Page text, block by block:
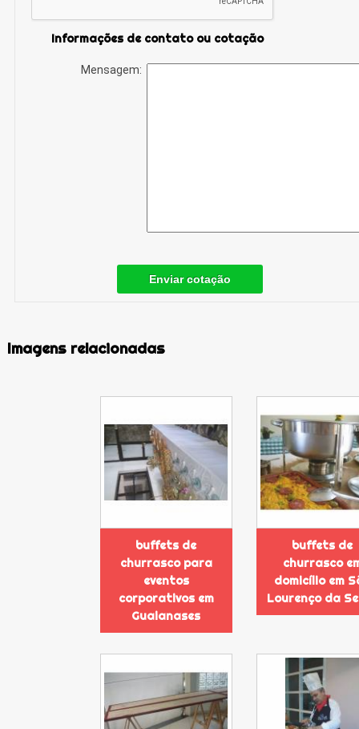
Informações de contato ou cotação
Mensagem:
Enviar cotação
Imagens relacionadas
buffets de
churrasco para
eventos
corporativos em
Guaianases
buffets de
churrasco
domicílio em
Lourenço da